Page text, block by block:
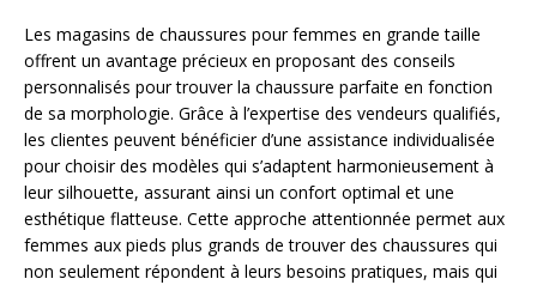
Les magasins de chaussures pour femmes en grande taille
offrent un avantage précieux en proposant des conseils
personnalisés pour trouver la chaussure parfaite en fonction
de sa morphologie. Grâce à l’expertise des vendeurs qualifiés,
les clientes peuvent bénéficier d’une assistance individualisée
pour choisir des modèles qui s’adaptent harmonieusement à
leur silhouette, assurant ainsi un confort optimal et une
esthétique flatteuse. Cette approche attentionnée permet aux
femmes aux pieds plus grands de trouver des chaussures qui
non seulement répondent à leurs besoins pratiques, mais qui